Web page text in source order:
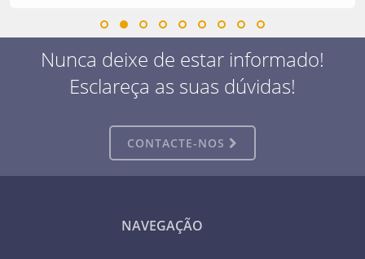
Nunca deixe de estar informado!
Esclareça as suas dúvidas!
CONTACTE-NOS
NAVEGAÇÃO